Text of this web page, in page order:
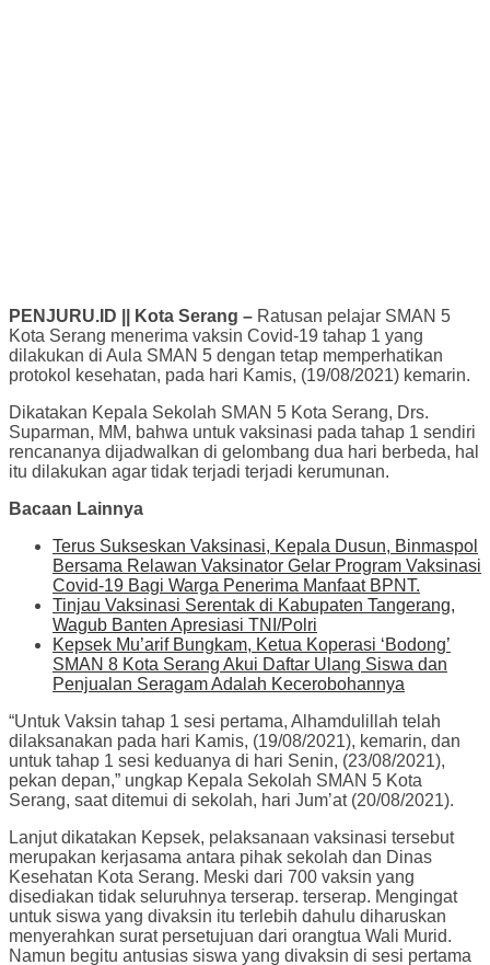
PENJURU.ID || Kota Serang – Ratusan pelajar SMAN 5
Kota Serang menerima vaksin Covid-19 tahap 1 yang
dilakukan di Aula SMAN 5 dengan tetap memperhatikan
protokol kesehatan, pada hari Kamis, (19/08/2021) kemarin.
Dikatakan Kepala Sekolah SMAN 5 Kota Serang, Drs.
Suparman, MM, bahwa untuk vaksinasi pada tahap 1 sendiri
rencananya dijadwalkan di gelombang dua hari berbeda, hal
itu dilakukan agar tidak terjadi terjadi kerumunan.
Bacaan Lainnya
Terus Sukseskan Vaksinasi, Kepala Dusun, Binmaspol
Bersama Relawan Vaksinator Gelar Program Vaksinasi
Covid-19 Bagi Warga Penerima Manfaat BPNT.
Tinjau Vaksinasi Serentak di Kabupaten Tangerang,
Wagub Banten Apresiasi TNI/Polri
Kepsek Mu’arif Bungkam, Ketua Koperasi ‘Bodong’
SMAN 8 Kota Serang Akui Daftar Ulang Siswa dan
Penjualan Seragam Adalah Kecerobohannya
“Untuk Vaksin tahap 1 sesi pertama, Alhamdulillah telah
dilaksanakan pada hari Kamis, (19/08/2021), kemarin, dan
untuk tahap 1 sesi keduanya di hari Senin, (23/08/2021),
pekan depan,” ungkap Kepala Sekolah SMAN 5 Kota
Serang, saat ditemui di sekolah, hari Jum’at (20/08/2021).
Lanjut dikatakan Kepsek, pelaksanaan vaksinasi tersebut
merupakan kerjasama antara pihak sekolah dan Dinas
Kesehatan Kota Serang. Meski dari 700 vaksin yang
disediakan tidak seluruhnya terserap. terserap. Mengingat
untuk siswa yang divaksin itu terlebih dahulu diharuskan
menyerahkan surat persetujuan dari orangtua Wali Murid.
Namun begitu antusias siswa yang divaksin di sesi pertama